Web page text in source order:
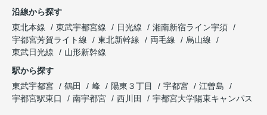
沿線から探す
東北本線
東武宇都宮線 日光線
湘南新宿ライン宇須
宇都宮芳賀ライト線
東北新幹線 両毛線
烏山線
東武日光線
山形新幹線
駅から探す
東武宇都宮
鶴田 峰 陽東３丁目 宇都宮
江曽島
宇都宮駅東口
南宇都宮 西川田 宇都宮大学陽東キャンパス